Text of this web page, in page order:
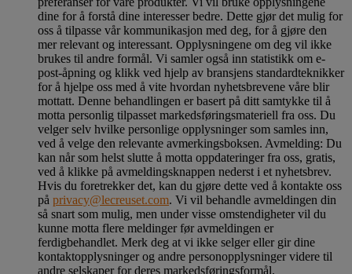
dine for å forstå dine interesser bedre. Dette gjør det mulig for
oss å tilpasse vår kommunikasjon med deg, for å gjøre den
mer relevant og interessant. Opplysningene om deg vil ikke
brukes til andre formål. Vi samler også inn statistikk om e-
post-åpning og klikk ved hjelp av bransjens standardteknikker
for å hjelpe oss med å vite hvordan nyhetsbrevene våre blir
mottatt. Denne behandlingen er basert på ditt samtykke til å
motta personlig tilpasset markedsføringsmateriell fra oss. Du
velger selv hvilke personlige opplysninger som samles inn,
ved å velge den relevante avmerkingsboksen. Avmelding: Du
kan når som helst slutte å motta oppdateringer fra oss, gratis,
ved å klikke på avmeldingsknappen nederst i et nyhetsbrev.
Hvis du foretrekker det, kan du gjøre dette ved å kontakte oss
på privacy@lecreuset.com. Vi vil behandle avmeldingen din
så snart som mulig, men under visse omstendigheter vil du
kunne motta flere meldinger før avmeldingen er
ferdigbehandlet. Merk deg at vi ikke selger eller gir dine
kontaktopplysninger og andre personopplysninger videre til
andre selskaper for deres markedsføringsformål.